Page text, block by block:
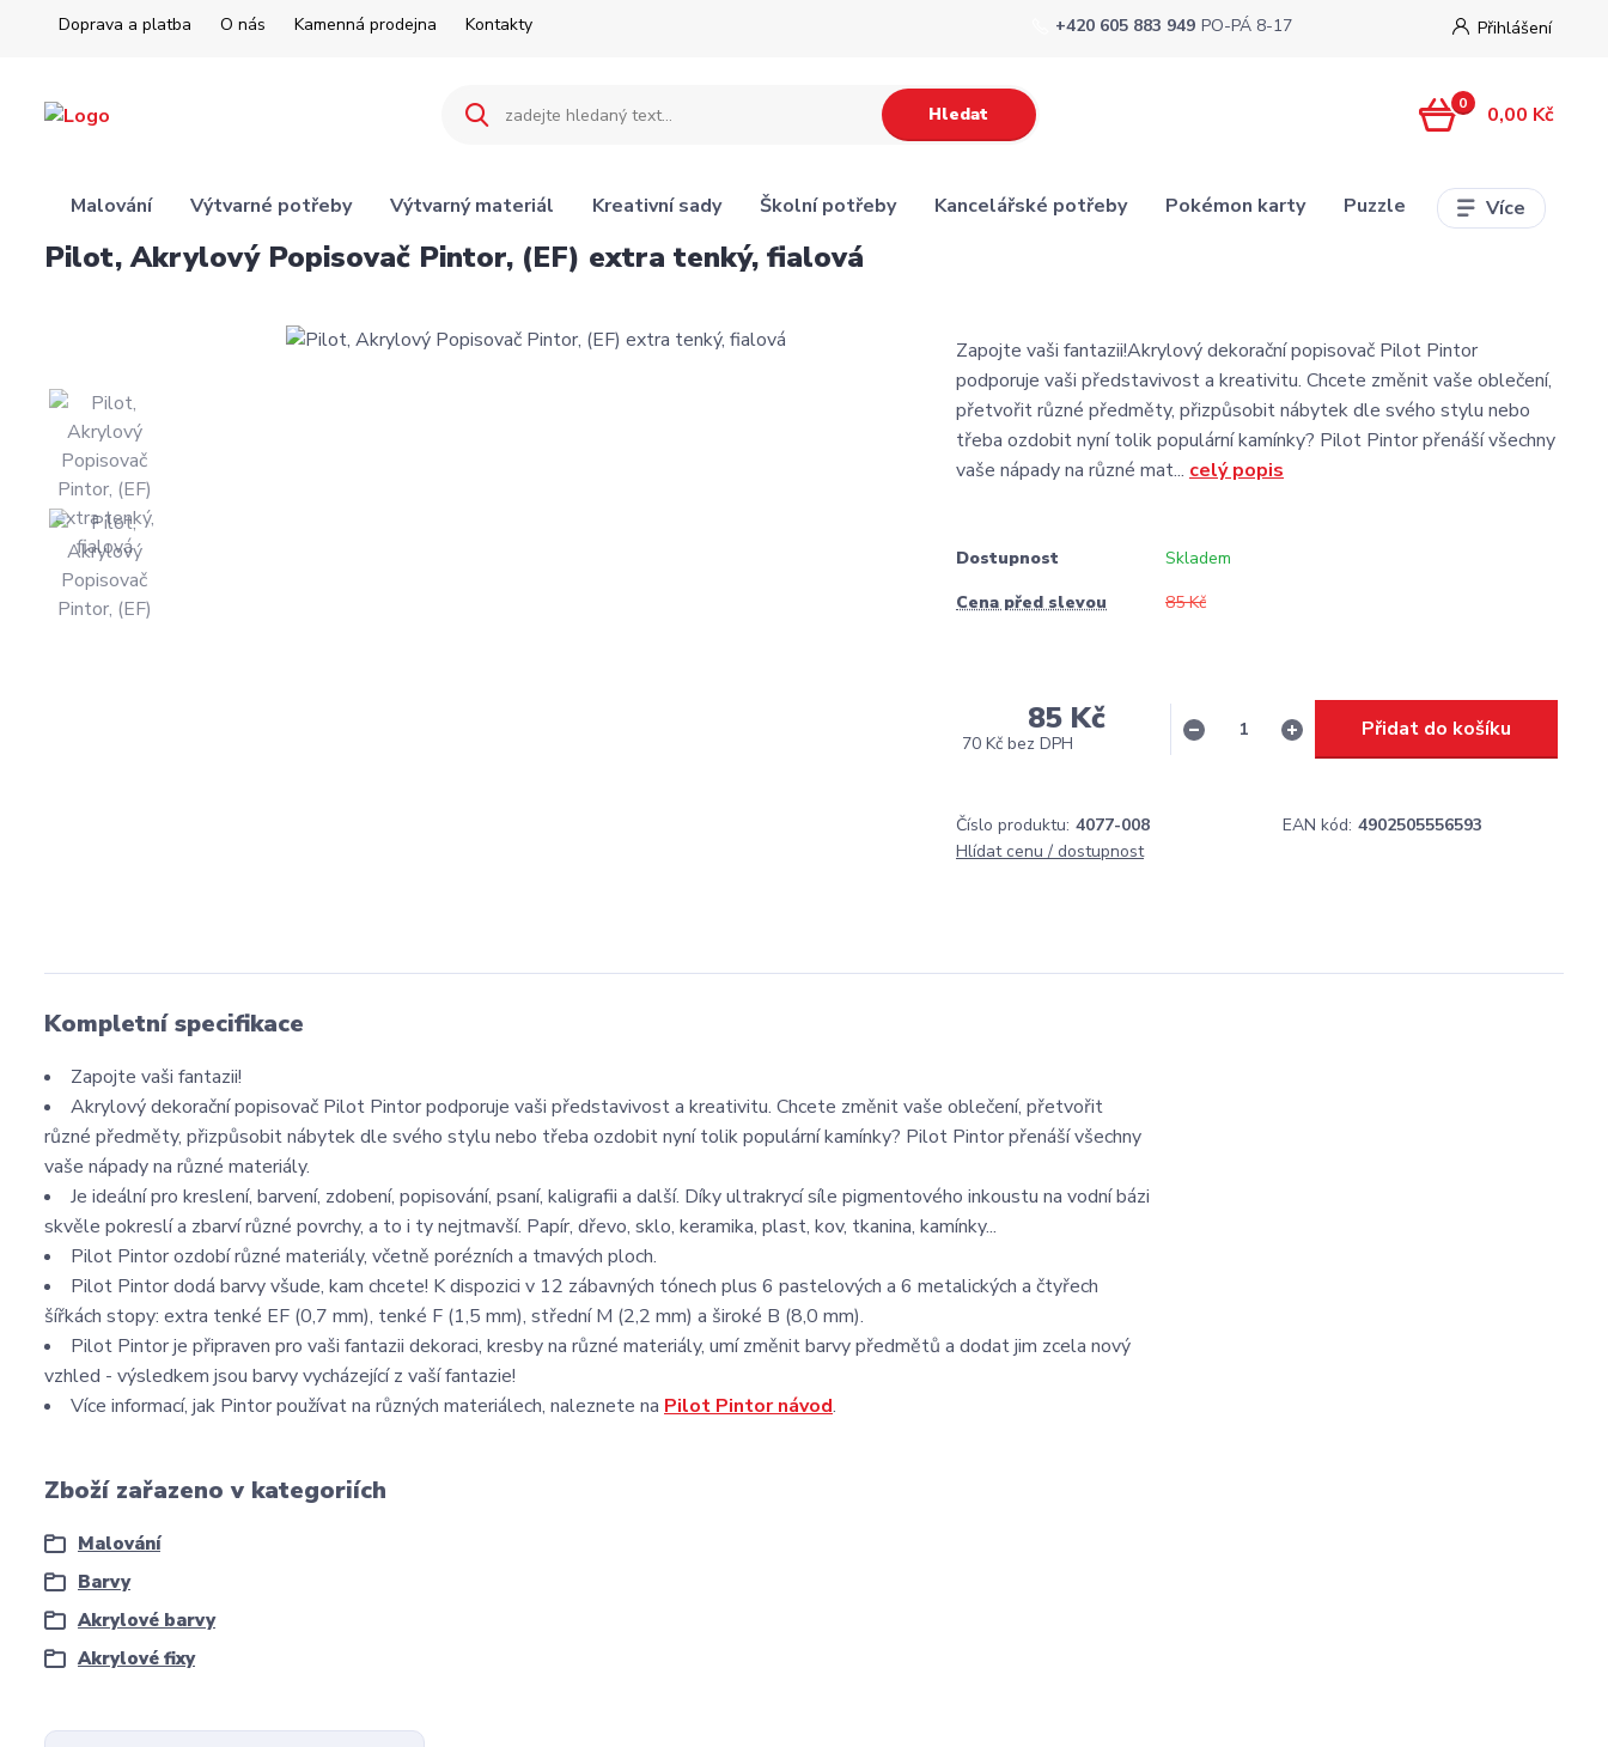
Doprava a platba O nás Kamenná prodejna Kontakty Přihlášení
Hledat
+420 605 883 949 PO-PÁ 8-17
0 0,00 Kč
Malování Výtvarné potřeby Výtvarný materiál Kreativní sady Školní potřeby Kancelářské potřeby Pokémon karty Puzzle Více
Pilot, Akrylový Popisovač Pintor, (EF) extra tenký, fialová
Zapojte vaši fantazii!Akrylový dekorační popisovač Pilot Pintor
podporuje vaši představivost a kreativitu. Chcete změnit vaše oblečení,
přetvořit různé předměty, přizpůsobit nábytek dle svého stylu nebo
třeba ozdobit nyní tolik populární kamínky? Pilot Pintor přenáší všechny
vaše nápady na různé mat... celý popis
Dostupnost
Skladem
Cena před slevou
85 Kč
85 Kč
70 Kč bez DPH
Přidat do košíku
Číslo produktu: 4077-008 EAN kód: 4902505556593
Hlídat cenu / dostupnost
Kompletní specifikace
Zapojte vaši fantazii!
Akrylový dekorační popisovač Pilot Pintor podporuje vaši představivost a kreativitu. Chcete změnit vaše oblečení, přetvořit
různé předměty, přizpůsobit nábytek dle svého stylu nebo třeba ozdobit nyní tolik populární kamínky? Pilot Pintor přenáší všechny
vaše nápady na různé materiály.
Je ideální pro kreslení, barvení, zdobení, popisování, psaní, kaligrafii a další. Díky ultrakrycí síle pigmentového inkoustu na vodní bázi
skvěle pokreslí a zbarví různé povrchy, a to i ty nejtmavší. Papír, dřevo, sklo, keramika, plast, kov, tkanina, kamínky...
Pilot Pintor ozdobí různé materiály, včetně porézních a tmavých ploch.
Pilot Pintor dodá barvy všude, kam chcete! K dispozici v 12 zábavných tónech plus 6 pastelových a 6 metalických a čtyřech
šířkách stopy: extra tenké EF (0,7 mm), tenké F (1,5 mm), střední M (2,2 mm) a široké B (8,0 mm).
Pilot Pintor je připraven pro vaši fantazii dekoraci, kresby na různé materiály, umí změnit barvy předmětů a dodat jim zcela nový
vzhled - výsledkem jsou barvy vycházející z vaší fantazie!
Více informací, jak Pintor používat na různých materiálech, naleznete na Pilot Pintor návod.
Zboží zařazeno v kategoriích
Malování
Barvy
Akrylové barvy
Akrylové fixy